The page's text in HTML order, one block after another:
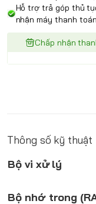
Hỗ trợ trả góp thủ
nhận máy thanh
Chấp nhận
Thông số kỹ thuật
Bộ vi xử lý
Bộ nhớ trong